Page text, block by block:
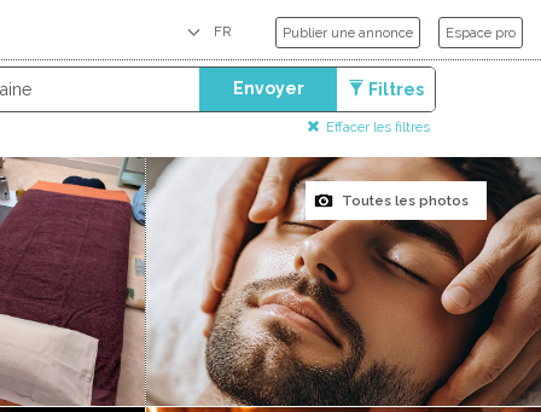
Publier une annonce Espace pro
Envoyer Filtres
Effacer les filtres
Toutes les photos